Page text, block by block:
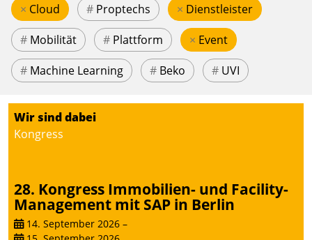
× Cloud # Proptechs × Dienstleister
# Mobilität # Plattform × Event
# Machine Learning # Beko # UVI
Wir sind dabei
Kongress
28. Kongress Immobilien- und Facility-
Management mit SAP in Berlin
14. September 2026 –